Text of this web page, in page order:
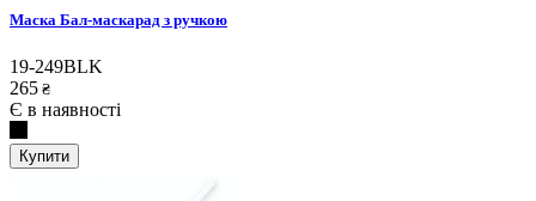
Маска Бал-маскарад з ручкою
19-249BLK
265 ₴
Є в наявності
Купити